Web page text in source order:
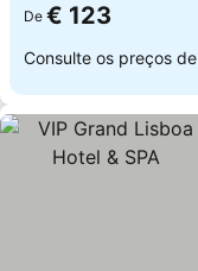
De € 123
Consulte os preços de